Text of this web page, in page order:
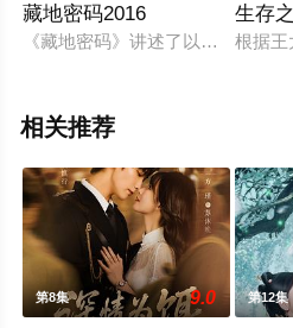
藏地密码2016
《藏地密码》讲述了以西藏和藏
生存
根据王
相关推荐
第8集 9.0 第12集